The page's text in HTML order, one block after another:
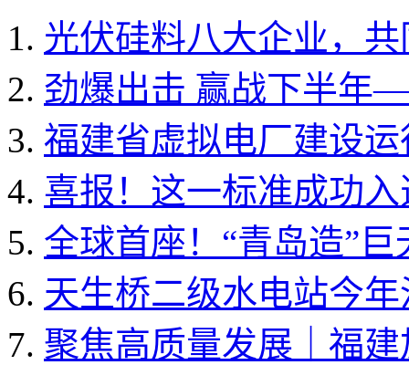
光伏硅料八大企业，
劲爆出击 赢战下半年
福建省虚拟电厂建设
喜报！这一标准成功
全球首座！“青岛造”
天生桥二级水电站今
聚焦高质量发展｜福